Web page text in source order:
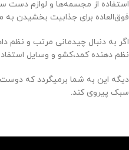
استفاده از مجسمه‌ها و لوازم دست
فوق‌العاده برای جذابیت بخشیدن
اگر به دنبال چیدمانی مرتب و نظم
نظم دهنده کمد،کشو و وسایل
دیگه این به شما برمیگردد که دوست
سبک پیروی کند.